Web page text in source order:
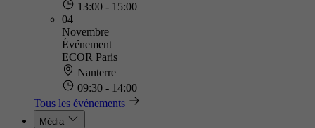
13:00 - 15:00
04
Novembre
Événement
ECOR Paris
Nanterre
09:30 - 14:00
Tous les événements
Média